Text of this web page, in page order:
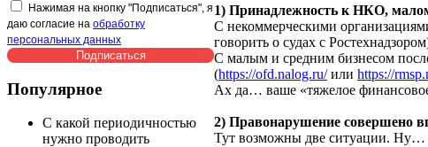
Нажимая на кнопку "Подписаться", я
даю согласие на обработку
персональных данных
Популярное
С какой периодичностью
нужно проводить
1) Принадлежность к НКО,
С некоммерческими
говорить о судах с
С малым и средним бизнесом
(https://ofd.nalog.ru/или https://
Ах да… ваше «тяжелое
2) Правонарушение совершено
Тут возможны две ситуации.